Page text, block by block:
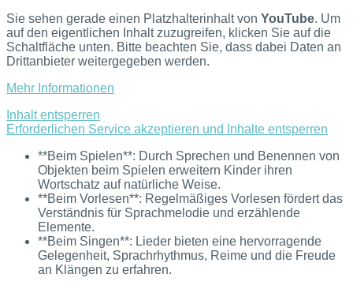
Sie sehen gerade einen Platzhalterinhalt von YouTube. Um
auf den eigentlichen Inhalt zuzugreifen, klicken Sie auf die
Schaltfläche unten. Bitte beachten Sie, dass dabei Daten an
Drittanbieter weitergegeben werden.
Mehr Informationen
Inhalt entsperren
Erforderlichen Service akzeptieren und Inhalte entsperren
**Beim Spielen**: Durch Sprechen und Benennen von
Objekten beim Spielen erweitern Kinder ihren
Wortschatz auf natürliche Weise.
**Beim Vorlesen**: Regelmäßiges Vorlesen fördert das
Verständnis für Sprachmelodie und erzählende
Elemente.
**Beim Singen**: Lieder bieten eine hervorragende
Gelegenheit, Sprachrhythmus, Reime und die Freude
an Klängen zu erfahren.